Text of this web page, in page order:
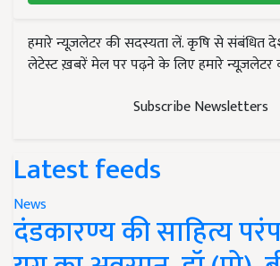
हमारे न्यूज़लेटर की सदस्यता लें. कृषि से संबंधित
लेटेस्ट ख़बरें मेल पर पढ़ने के लिए हमारे न्यूज़लेटर
Subscribe Newsletters
Latest feeds
News
दंडकारण्य की साहित्य